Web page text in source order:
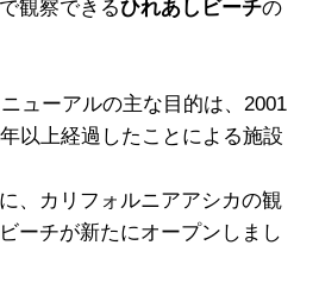
観察できるひれあしビーチの
ューアルの主な目的は、2001
以上経過したことによる施設
、カリフォルニアアシカの観
ーチが新たにオープンしまし